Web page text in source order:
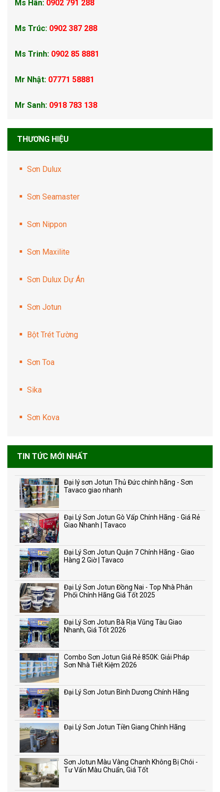
Ms Hân: 0902 791 288
Ms Trúc: 0902 387 288
Ms Trinh: 0902 85 8881
Mr Nhật: 07771 58881
Mr Sanh: 0918 783 138
THƯƠNG HIỆU
Sơn Dulux
Sơn Seamaster
Sơn Nippon
Sơn Maxilite
Sơn Dulux Dự Án
Sơn Jotun
Bột Trét Tường
Sơn Toa
Sika
Sơn Kova
TIN TỨC MỚI NHẤT
Đại lý sơn Jotun Thủ Đức chính hãng - Sơn
Tavaco giao nhanh
Đại Lý Sơn Jotun Gò Vấp Chính Hãng - Giá Rẻ
Giao Nhanh | Tavaco
Đại Lý Sơn Jotun Quận 7 Chính Hãng - Giao
Hàng 2 Giờ | Tavaco
Đại Lý Sơn Jotun Đồng Nai - Top Nhà Phân
Phối Chính Hãng Giá Tốt 2025
Đại Lý Sơn Jotun Bà Rịa Vũng Tàu Giao
Nhanh, Giá Tốt 2026
Combo Sơn Jotun Giá Rẻ 850K: Giải Pháp
Sơn Nhà Tiết Kiệm 2026
Đại Lý Sơn Jotun Bình Dương Chính Hãng
Đại Lý Sơn Jotun Tiền Giang Chính Hãng
Sơn Jotun Màu Vàng Chanh Không Bị Chói -
Tư Vấn Màu Chuẩn, Giá Tốt